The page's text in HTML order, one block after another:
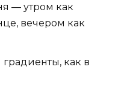
— утром как
вечером как
как в